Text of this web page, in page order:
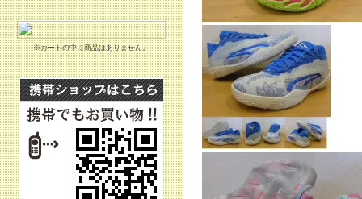
※カートの中に商品はありません。